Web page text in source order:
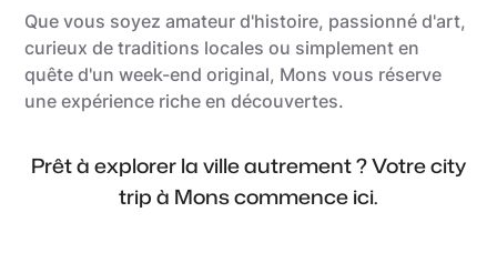
Que vous soyez amateur d'histoire, passionné d'art,
curieux de traditions locales ou simplement en
quête d'un week-end original, Mons vous réserve
une expérience riche en découvertes.
Prêt à explorer la ville autrement ? Votre city
trip à Mons commence ici.